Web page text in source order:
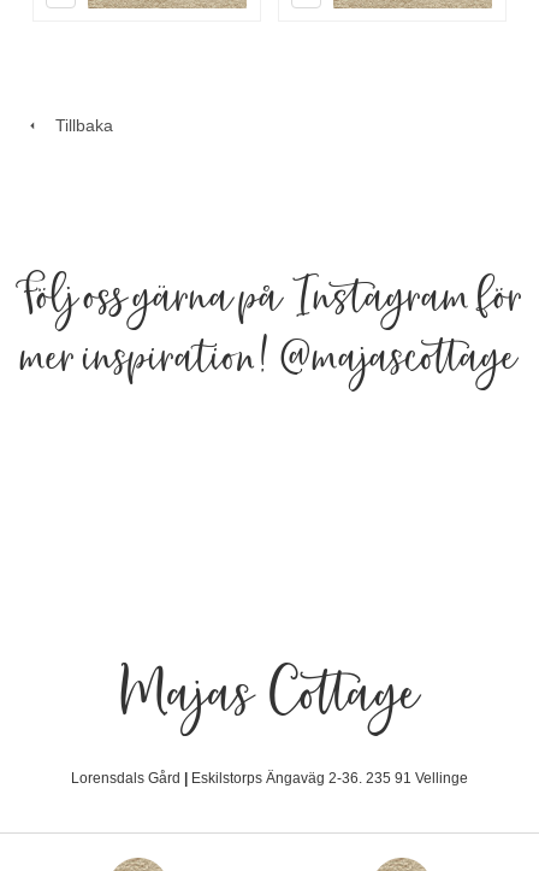
Tillbaka
Följ oss gärna på Instagram för
mer inspiration!@majascottage
Majas Cottage
Lorensdals Gård Eskilstorps Ängaväg 2-36. 235 91 Vellinge